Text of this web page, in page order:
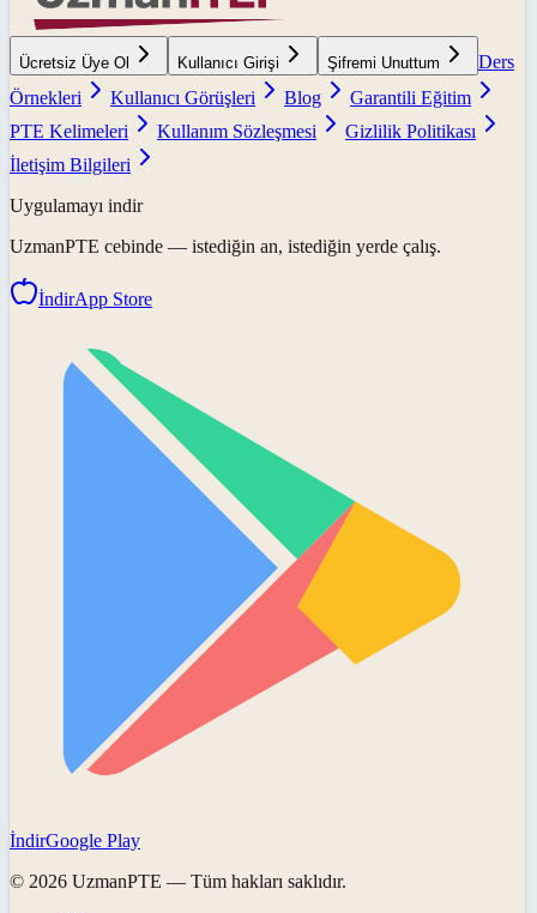
Ücretsiz Üye Ol Kullanıcı Girişi Şifremi Unuttum
Ders
Örnekleri
Kullanıcı Görüşleri Blog
Garantili Eğitim
PTE Kelimeleri
Kullanım Sözleşmesi
Gizlilik Politikası
İletişim Bilgileri
Uygulamayı indir
UzmanPTE cebinde — istediğin an, istediğin yerde çalış.
İndirApp Store
İndirGoogle Play
© 2026 UzmanPTE — Tüm hakları saklıdır.